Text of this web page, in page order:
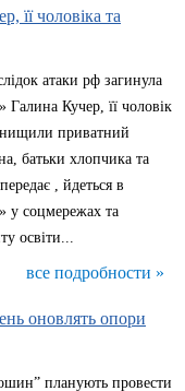
її чоловіка та
атаки рф загинула
Кучер, її чоловік
приватний
батьки хлопчика та
, йдеться в
у соцмережах та
освіти...
все подробности »
оновлять опори
планують провести